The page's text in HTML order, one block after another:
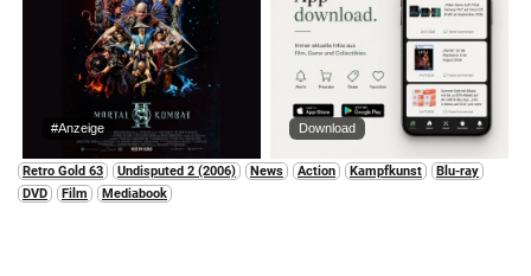
#Anzeige Download
Retro Gold 63 Undisputed 2 (2006) News Action Kampfkunst
Blu-ray
DVD
Film Mediabook